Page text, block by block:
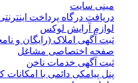
مینی سایت
دریافت درگاه پرداخت اینترنتی
لوازم آرایش لوکس
ثبت آگهی املاک (رایگان و نامحدود)
صفحه اختصاصی مشاغل
ثبت آگهی خدمات ناخن
پنل پیامکی دائمی با امکانات کامل